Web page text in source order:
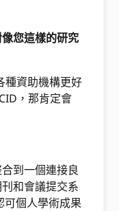
您這樣的研究
種資助機構更好
，那肯定會
到一個連接良
和會議提交系
可個人學術成果